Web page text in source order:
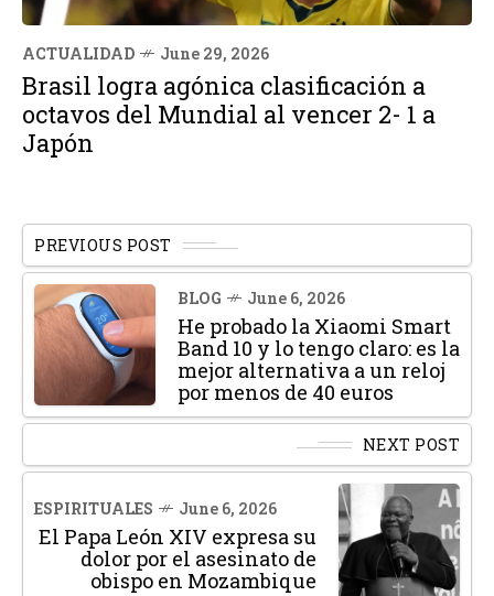
ACTUALIDAD June 29, 2026
Brasil logra agónica clasificación a
octavos del Mundial al vencer 2- 1 a
Japón
PREVIOUS POST
BLOG June 6, 2026
He probado la Xiaomi Smart
Band 10 y lo tengo claro: es la
mejor alternativa a un reloj
por menos de 40 euros
NEXT POST
ESPIRITUALES June 6, 2026
El Papa León XIV expresa su
dolor por el asesinato de
obispo en Mozambique